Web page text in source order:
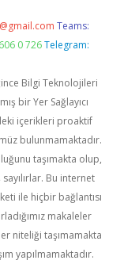
Teams:
0 726 Telegram:
Bilgi Teknolojileri
bir Yer Sağlayıcı
içerikleri proaktif
bulunmamaktadır.
taşımakta olup,
Bu internet
ile hiçbir bağlantısı
makaleler
niteliği taşımamakta
yapılmamaktadır.